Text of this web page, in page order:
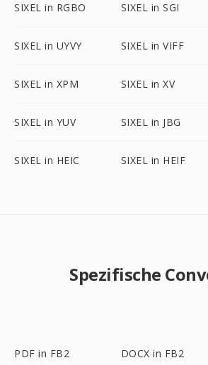
SIXEL in RGBO SIXEL in SGI
SIXEL in UYVY SIXEL in VIFF
SIXEL in XPM SIXEL in XV
SIXEL in YUV SIXEL in JBG
SIXEL in HEIC SIXEL in HEIF
Spezifische
PDF in FB2 DOCX in FB2